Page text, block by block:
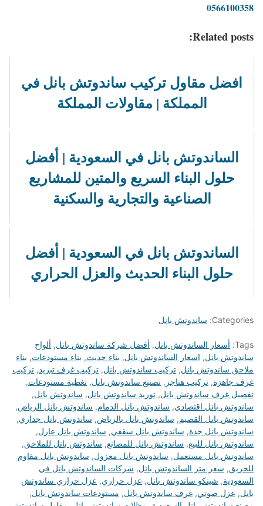
0566100358
Related posts:
افضل مقاول تركيب ساندوتش بانل في
المملكة | مقاولات المملكة
الساندوتش بانل في السعودية | أفضل
حلول البناء السريع والمتين للمشاريع
الصناعية والتجارية والسكنية
الساندوتش بانل في السعودية | أفضل
حلول البناء الحديث والعزل الحراري
Categories: ساندوتش بانل
Tags: أسعار الساندوتش بانل, أفضل شركة ساندوتش بانل, ألواح
ساندوتش بانل, اسعار الساندوتش بانل, بناء حديث, بناء مستودعات, بناء
ملاحق ساندوتش بانل, تركيب ساندوتش بانل, تركيب غرف تبريد, تركيب
غرف جاهزة, تركيب هناجر , تصنيع ساندوتش بانل, تغطية مستودعات,
تفصيل غرف ساندوتش بانل, توريد ساندوتش بانل, ساندوتش بانل,
ساندوتش بانل اقتصادي, ساندوتش بانل الدمام, ساندوتش بانل الرياض,
ساندوتش بانل القصيم, ساندوتش بانل بالرياض, ساندوتش بانل جداري,
ساندوتش بانل جدة, ساندوتش بانل سقفي, ساندوتش بانل عازل,
ساندوتش بانل للبيع, ساندوتش بانل للمصانع, ساندوتش بانل للملاحق,
ساندوتش بانل مستعمل, ساندوتش بانل معزول, ساندوتش بانل مقاوم
للحريق, سعر متر الساندوتش بانل, شركات الساندوتش بانل في
السعودية, شينكو ساندوتش بانل, عزل حراري, عزل حراري ساندوتش
بانل, عزل صوتي, غرف ساندوتش بانل, مستودعات ساندوتش بانل,